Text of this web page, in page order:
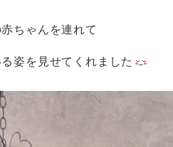
ちゃんを連れて
姿を見せてくれました